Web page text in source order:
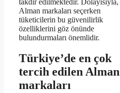
Alman markaları seçerken
tüketicilerin bu güvenilirlik
özelliklerini göz önünde
bulundurmaları önemlidir.
Türkiye’de en çok
tercih edilen Alman
markaları